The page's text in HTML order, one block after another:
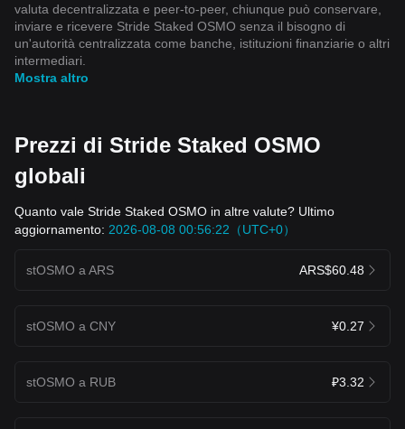
valuta decentralizzata e peer-to-peer, chiunque può conservare,
inviare e ricevere Stride Staked OSMO senza il bisogno di
un'autorità centralizzata come banche, istituzioni finanziarie o altri
intermediari.
Mostra altro
Prezzi di Stride Staked OSMO
globali
Quanto vale Stride Staked OSMO in altre valute? Ultimo
aggiornamento: 2026-08-08 00:56:22（UTC+0）
stOSMO a ARS ARS$60.48
stOSMO a CNY ¥0.27
stOSMO a RUB ₽3.32